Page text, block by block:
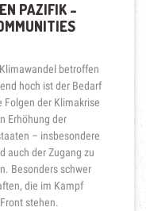
PAZIFIK –
betroffen
hoch ist der Bedarf
Folgen der Klimakrise
Erhöhung der
– insbesondere
auch der Zugang zu
Besonders schwer
die im Kampf
stehen.